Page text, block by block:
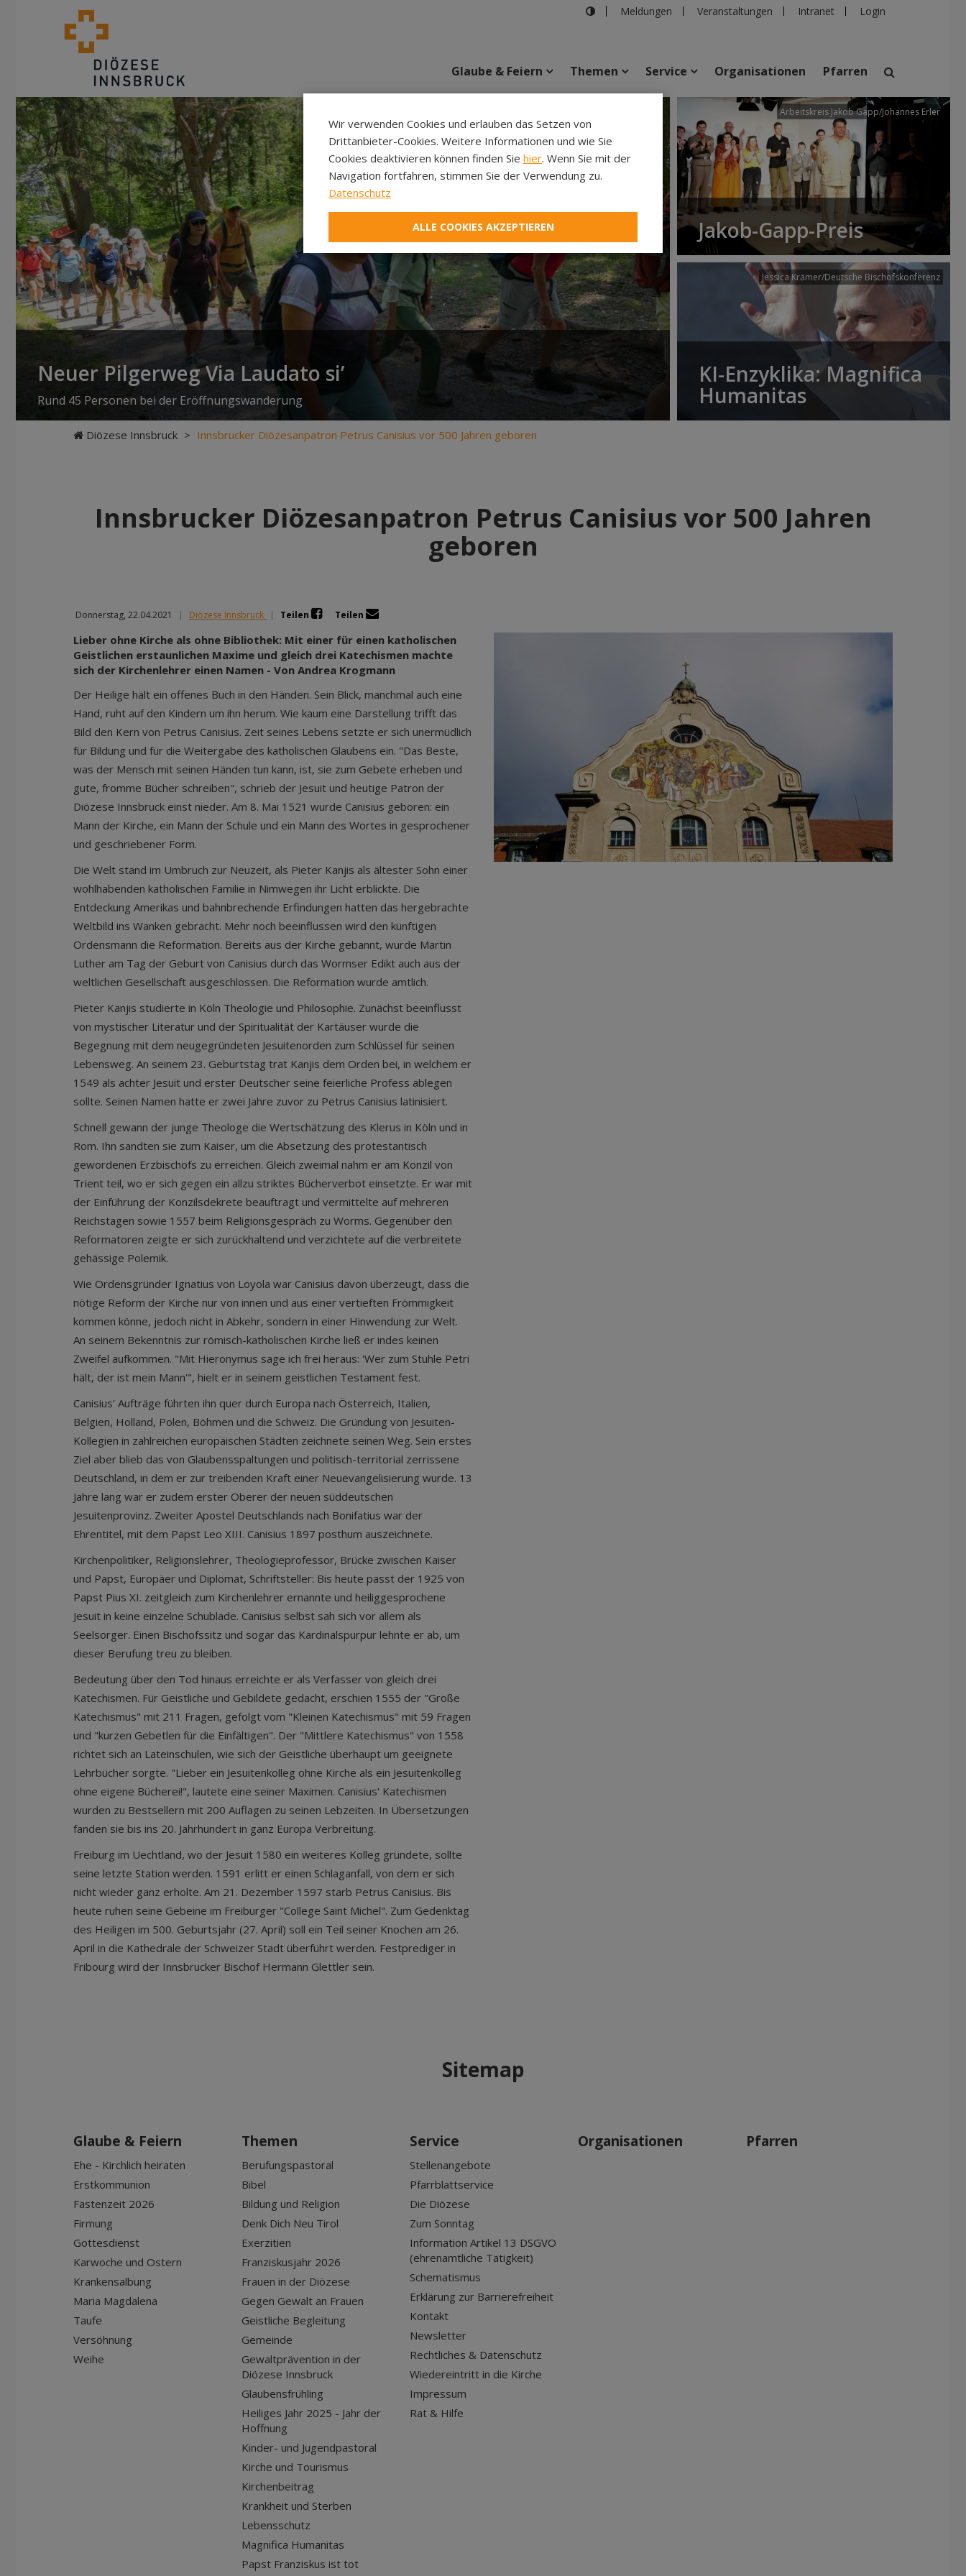
Meldungen Veranstaltungen Intranet Login
suchen
Veranstaltungen Personen Pfarren Einrichtungen
Glaube & Feiern Themen Service Organisationen Pfarren
Neuer Pilgerweg Via Laudato si’
Rund 45 Personen bei der Eröffnungswanderung
Arbeitskreis Jakob Gapp/Johannes Erler
Jakob-Gapp-Preis
Jessica Krämer/Deutsche Bischofskonferenz
KI-Enzyklika: Magnifica
Humanitas
Diözese Innsbruck > Innsbrucker Diözesanpatron Petrus Canisius vor 500 Jahren geboren
Innsbrucker Diözesanpatron Petrus Canisius vor 500 Jahren
geboren
Donnerstag, 22.04.2021 | Diözese Innsbruck | Teilen Teilen
Lieber ohne Kirche als ohne Bibliothek: Mit einer für einen katholischen
Geistlichen erstaunlichen Maxime und gleich drei Katechismen machte
sich der Kirchenlehrer einen Namen - Von Andrea Krogmann
Der Heilige hält ein offenes Buch in den Händen. Sein Blick, manchmal auch eine
Hand, ruht auf den Kindern um ihn herum. Wie kaum eine Darstellung trifft das
Bild den Kern von Petrus Canisius. Zeit seines Lebens setzte er sich unermüdlich
für Bildung und für die Weitergabe des katholischen Glaubens ein. "Das Beste,
was der Mensch mit seinen Händen tun kann, ist, sie zum Gebete erheben und
gute, fromme Bücher schreiben", schrieb der Jesuit und heutige Patron der
Diözese Innsbruck einst nieder. Am 8. Mai 1521 wurde Canisius geboren: ein
Mann der Kirche, ein Mann der Schule und ein Mann des Wortes in gesprochener
und geschriebener Form.
Die Welt stand im Umbruch zur Neuzeit, als Pieter Kanjis als ältester Sohn einer
wohlhabenden katholischen Familie in Nimwegen ihr Licht erblickte. Die
Entdeckung Amerikas und bahnbrechende Erfindungen hatten das hergebrachte
Weltbild ins Wanken gebracht. Mehr noch beeinflussen wird den künftigen
Ordensmann die Reformation. Bereits aus der Kirche gebannt, wurde Martin
Luther am Tag der Geburt von Canisius durch das Wormser Edikt auch aus der
weltlichen Gesellschaft ausgeschlossen. Die Reformation wurde amtlich.
Pieter Kanjis studierte in Köln Theologie und Philosophie. Zunächst beeinflusst
von mystischer Literatur und der Spiritualität der Kartäuser wurde die
Begegnung mit dem neugegründeten Jesuitenorden zum Schlüssel für seinen
Lebensweg. An seinem 23. Geburtstag trat Kanjis dem Orden bei, in welchem er
1549 als achter Jesuit und erster Deutscher seine feierliche Profess ablegen
sollte. Seinen Namen hatte er zwei Jahre zuvor zu Petrus Canisius latinisiert.
Schnell gewann der junge Theologe die Wertschätzung des Klerus in Köln und in
Rom. Ihn sandten sie zum Kaiser, um die Absetzung des protestantisch
gewordenen Erzbischofs zu erreichen. Gleich zweimal nahm er am Konzil von
Trient teil, wo er sich gegen ein allzu striktes Bücherverbot einsetzte. Er war mit
der Einführung der Konzilsdekrete beauftragt und vermittelte auf mehreren
Reichstagen sowie 1557 beim Religionsgespräch zu Worms. Gegenüber den
Reformatoren zeigte er sich zurückhaltend und verzichtete auf die verbreitete
gehässige Polemik.
Wie Ordensgründer Ignatius von Loyola war Canisius davon überzeugt, dass die
nötige Reform der Kirche nur von innen und aus einer vertieften Frömmigkeit
kommen könne, jedoch nicht in Abkehr, sondern in einer Hinwendung zur Welt.
An seinem Bekenntnis zur römisch-katholischen Kirche ließ er indes keinen
Zweifel aufkommen. "Mit Hieronymus sage ich frei heraus: 'Wer zum Stuhle Petri
hält, der ist mein Mann'", hielt er in seinem geistlichen Testament fest.
Canisius' Aufträge führten ihn quer durch Europa nach Österreich, Italien,
Belgien, Holland, Polen, Böhmen und die Schweiz. Die Gründung von Jesuiten-
Kollegien in zahlreichen europäischen Städten zeichnete seinen Weg. Sein erstes
Ziel aber blieb das von Glaubensspaltungen und politisch-territorial zerrissene
Deutschland, in dem er zur treibenden Kraft einer Neuevangelisierung wurde. 13
Jahre lang war er zudem erster Oberer der neuen süddeutschen
Jesuitenprovinz. Zweiter Apostel Deutschlands nach Bonifatius war der
Ehrentitel, mit dem Papst Leo XIII. Canisius 1897 posthum auszeichnete.
Kirchenpolitiker, Religionslehrer, Theologieprofessor, Brücke zwischen Kaiser
und Papst, Europäer und Diplomat, Schriftsteller: Bis heute passt der 1925 von
Papst Pius XI. zeitgleich zum Kirchenlehrer ernannte und heiliggesprochene
Jesuit in keine einzelne Schublade. Canisius selbst sah sich vor allem als
Seelsorger. Einen Bischofssitz und sogar das Kardinalspurpur lehnte er ab, um
dieser Berufung treu zu bleiben.
Bedeutung über den Tod hinaus erreichte er als Verfasser von gleich drei
Katechismen. Für Geistliche und Gebildete gedacht, erschien 1555 der "Große
Katechismus" mit 211 Fragen, gefolgt vom "Kleinen Katechismus" mit 59 Fragen
und "kurzen Gebetlen für die Einfältigen". Der "Mittlere Katechismus" von 1558
richtet sich an Lateinschulen, wie sich der Geistliche überhaupt um geeignete
Lehrbücher sorgte. "Lieber ein Jesuitenkolleg ohne Kirche als ein Jesuitenkolleg
ohne eigene Bücherei!", lautete eine seiner Maximen. Canisius' Katechismen
wurden zu Bestsellern mit 200 Auflagen zu seinen Lebzeiten. In Übersetzungen
fanden sie bis ins 20. Jahrhundert in ganz Europa Verbreitung.
Freiburg im Uechtland, wo der Jesuit 1580 ein weiteres Kolleg gründete, sollte
seine letzte Station werden. 1591 erlitt er einen Schlaganfall, von dem er sich
nicht wieder ganz erholte. Am 21. Dezember 1597 starb Petrus Canisius. Bis
heute ruhen seine Gebeine im Freiburger "College Saint Michel". Zum Gedenktag
des Heiligen im 500. Geburtsjahr (27. April) soll ein Teil seiner Knochen am 26.
April in die Kathedrale der Schweizer Stadt überführt werden. Festprediger in
Fribourg wird der Innsbrucker Bischof Hermann Glettler sein.
Sitemap
Glaube & Feiern
Ehe - Kirchlich heiraten
Erstkommunion
Fastenzeit 2026
Firmung
Gottesdienst
Karwoche und Ostern
Krankensalbung
Maria Magdalena
Taufe
Versöhnung
Weihe
Themen
Berufungspastoral
Bibel
Bildung und Religion
Denk Dich Neu Tirol
Exerzitien
Franziskusjahr 2026
Frauen in der Diözese
Gegen Gewalt an Frauen
Geistliche Begleitung
Gemeinde
Gewaltprävention in der
Diözese Innsbruck
Glaubensfrühling
Heiliges Jahr 2025 - Jahr der
Hoffnung
Kinder- und Jugendpastoral
Kirche und Tourismus
Kirchenbeitrag
Krankheit und Sterben
Lebensschutz
Magnifica Humanitas
Papst Franziskus ist tot
Service
Stellenangebote
Pfarrblattservice
Die Diözese
Zum Sonntag
Information Artikel 13 DSGVO
(ehrenamtliche Tätigkeit)
Schematismus
Erklärung zur Barrierefreiheit
Kontakt
Newsletter
Rechtliches & Datenschutz
Wiedereintritt in die Kirche
Impressum
Rat & Hilfe
Organisationen Pfarren
Wir verwenden Cookies und erlauben das Setzen von
Drittanbieter-Cookies. Weitere Informationen und wie Sie
Cookies deaktivieren können finden Sie hier. Wenn Sie mit der
Navigation fortfahren, stimmen Sie der Verwendung zu.
Datenschutz
ALLE COOKIES AKZEPTIEREN